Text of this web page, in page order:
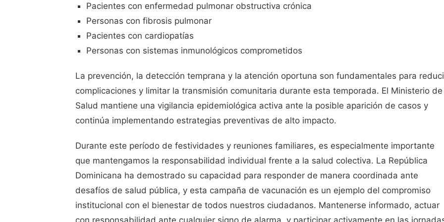
Pacientes con enfermedad pulmonar obstructiva crónica
Personas con fibrosis pulmonar
Pacientes con cardiopatías
Personas con sistemas inmunológicos comprometidos
La prevención, la detección temprana y la atención oportuna son fundamentales para
complicaciones y limitar la transmisión comunitaria durante esta temporada. El Ministerio de
Salud mantiene una vigilancia epidemiológica activa ante la posible aparición de casos y
continúa implementando estrategias preventivas de alto impacto.
Durante este período de festividades y reuniones familiares, es especialmente importante
que mantengamos la responsabilidad individual frente a la salud colectiva. La República
Dominicana ha demostrado su capacidad para responder de manera coordinada ante
desafíos de salud pública, y esta campaña de vacunación es un ejemplo del compromiso
institucional con el bienestar de todos nuestros ciudadanos. Mantenerse informado, actuar
con responsabilidad ante cualquier signo de alarma, y participar activamente en las